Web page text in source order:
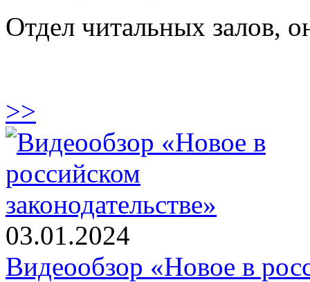
Отдел читальных залов,
>>
03.01.2024
Видеообзор «Новое в